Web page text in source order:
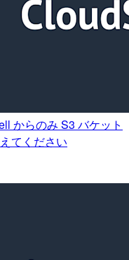
からのみ S3 バケット
てください